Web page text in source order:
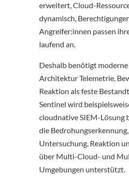
erweitert, Cloud-
dynamisch,
Angreifer:innen passen
laufend an.
Deshalb benötigt
Architektur Telemetrie,
Reaktion als feste
Sentinel wird
cloudnative SIEM-Lösung
die Bedrohungserkennung,
Untersuchung, Reaktion
über Multi-Cloud- und
Umgebungen unterstützt.